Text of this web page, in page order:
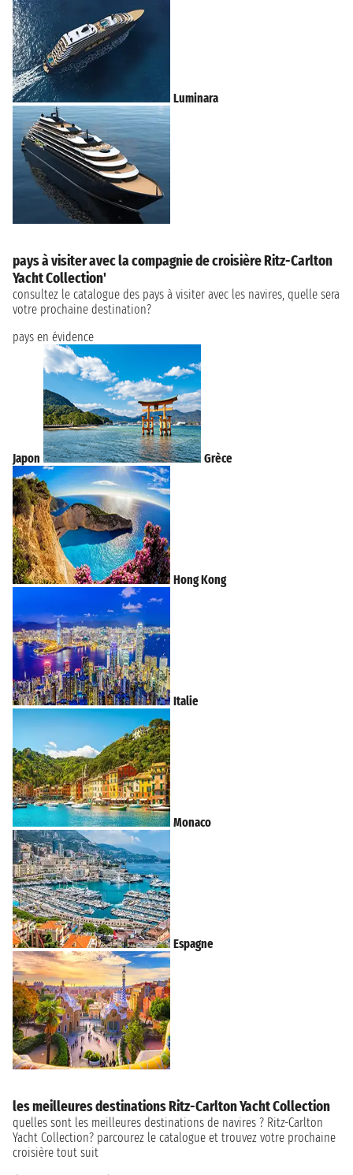
Luminara
pays à visiter avec la compagnie de croisière Ritz-Carlton
Yacht Collection'
consultez le catalogue des pays à visiter avec les navires, quelle sera
votre prochaine destination?
pays en évidence
Japon Grèce
Hong Kong
Italie
Monaco
Espagne
les meilleures destinations Ritz-Carlton Yacht Collection
quelles sont les meilleures destinations de navires ? Ritz-Carlton
Yacht Collection? parcourez le catalogue et trouvez votre prochaine
croisière tout suit